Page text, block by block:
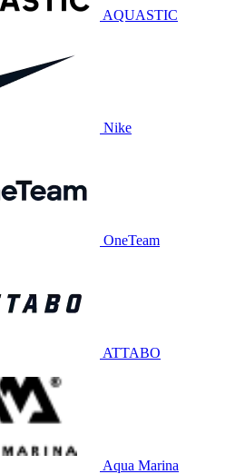
AQUASTIC
Nike
OneTeam
ATTABO
Aqua Marina